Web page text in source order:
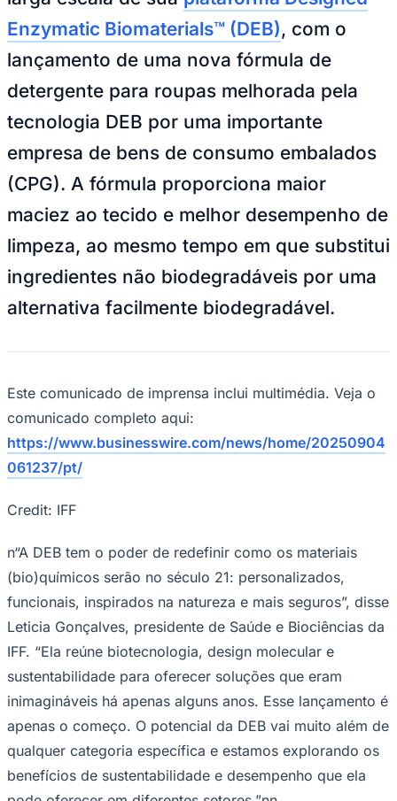
Negócios Regionais
Turismo
Segurança Regional
Hospitais Estaduais
Parques & Represas
Cidades da Região
Santana de Parnaíba
Osasco Carapicuíba Jandira Itapevi Cotia
do Bom Jesus Araçariguama CajamarCaieirasFranco da
Rocha
Para Sua Empresa
Anuncie Regional
Vagas na RegiãoNovo
Hub de Negócios
Selo Verificado
Vagas de Emprego
Panorama Econômico
Panorama Econômico
Para Sua Empresa
Verificar Empresa
NBA
NFL
Fórmula 1
Tênis (ATP)
MLB
Atletismo
Vôlei
NBB
Brasileirão Série A
Enzymatic Biomaterials™ (DEB), com o
lançamento de uma nova fórmula de
detergente para roupas melhorada pela
tecnologia DEB por uma importante
empresa de bens de consumo embalados
(CPG). A fórmula proporciona maior
maciez ao tecido e melhor desempenho de
limpeza, ao mesmo tempo em que substitui
ingredientes não biodegradáveis por uma
alternativa facilmente biodegradável.
Este comunicado de imprensa inclui multimédia. Veja o
comunicado completo aqui:
https://www.businesswire.com/news/home/20250904
061237/pt/
Credit: IFF
n“A DEB tem o poder de redefinir como os materiais
(bio)químicos serão no século 21: personalizados,
funcionais, inspirados na natureza e mais seguros”, disse
Leticia Gonçalves, presidente de Saúde e Biociências da
IFF. “Ela reúne biotecnologia, design molecular e
sustentabilidade para oferecer soluções que eram
inimagináveis há apenas alguns anos. Esse lançamento é
apenas o começo. O potencial da DEB vai muito além de
qualquer categoria específica e estamos explorando os
benefícios de sustentabilidade e desempenho que ela